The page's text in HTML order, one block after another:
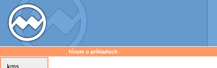
fórum o príkladoch